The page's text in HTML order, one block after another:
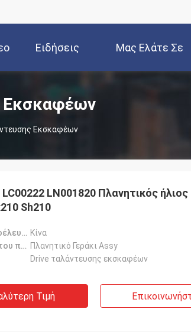
Ειδήσεις Μας Ελάτε Σε
Εκσκαφέων
Εκσκαφέων
LC00222 LN001820 Πλανητικός
Sh210
Τόπος προέλευσης:: Κίνα
Ονομασία του προϊόντος:: Πλανητικό Γεράκι Assy
Drive ταλάντευσης εκσκαφέων
Τιμή